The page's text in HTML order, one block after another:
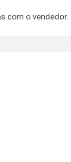
com o vendedor.